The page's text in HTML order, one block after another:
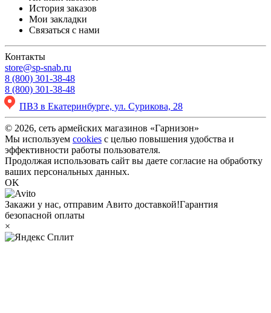
История заказов
Мои закладки
Связаться с нами
Контакты
store@sp-snab.ru
8 (800) 301-38-48
8 (800) 301-38-48
ПВЗ в Екатеринбурге, ул. Сурикова, 28
© 2026, сеть армейских магазинов «Гарнизон»
Мы используем cookies с целью повышения удобства и
эффективности работы пользователя.
Продолжая использовать сайт вы даете согласие на обработку
ваших персональных данных.
OK
Закажи у нас, отправим Авито доставкой!Гарантия
безопасной оплаты
×